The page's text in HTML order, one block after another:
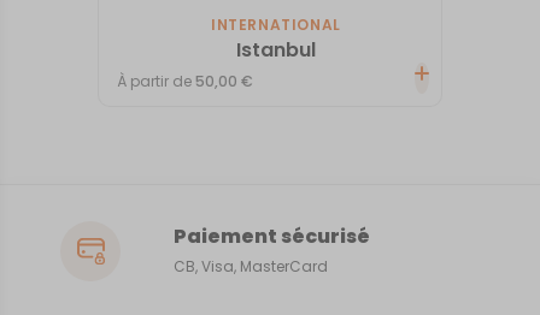
INTERNATIONAL
Istanbul
À partir de 50,00€
Paiement sécurisé
CB, Visa, MasterCard